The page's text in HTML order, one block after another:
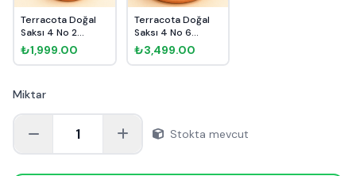
Terracota Doğal
Saksı 4 No 2
Ø20cm
₺1,999.00
Terracota Doğal
Saksı 4 No 6
Ø35cm
₺3,499.00
Miktar
1 Stokta mevcut